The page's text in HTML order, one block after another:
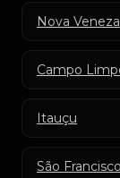
Nova Veneza
Campo
Itauçu
São